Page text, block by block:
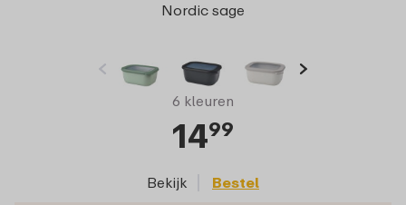
Nordic sage
6 kleuren
1499
Bekijk Bestel